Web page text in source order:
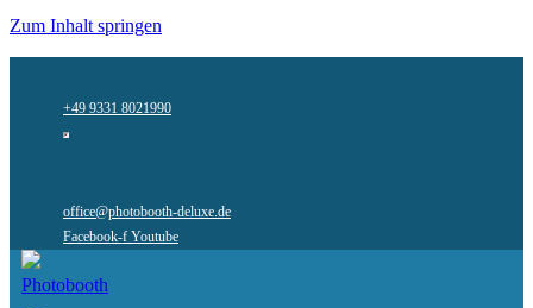
Zum Inhalt springen
+49 9331 8021990
office@photobooth-deluxe.de
Facebook-f Youtube